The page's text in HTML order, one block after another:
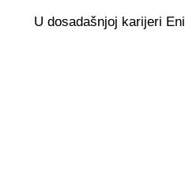
U dosadašnjoj karijeri